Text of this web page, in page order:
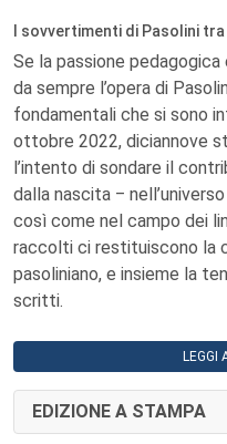
I sovvertimenti di Pasolini
Se la passione pedagogica
da sempre l’opera di
fondamentali che si sono
ottobre 2022, diciannove
l’intento di sondare il
dalla nascita ‒
così come nel campo dei
raccolti ci restituiscono la
pasoliniano, e insieme la
scritti.
LEGGI
EDIZIONE A STAMPA